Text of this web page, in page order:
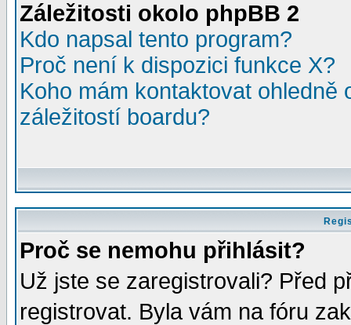
Záležitosti okolo phpBB 2
Kdo napsal tento program?
Proč není k dispozici funkce X?
Koho mám kontaktovat
záležitostí boardu?
Proč se nemohu přihlásit?
Už jste se zaregistrovali? Před
registrovat. Byla vám na fóru